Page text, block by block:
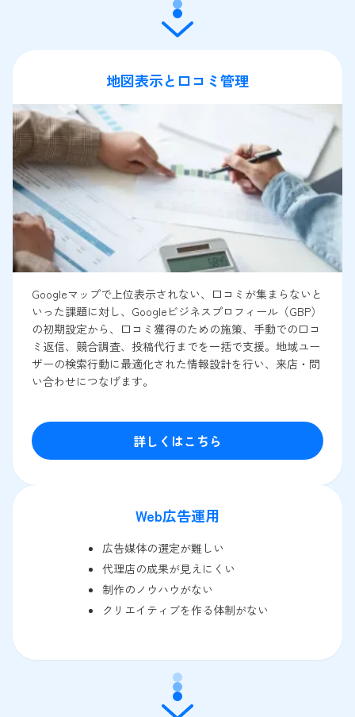
地図表示と口コミ管理
Googleマップで上位表示されない、口コミが集まらないと
いった課題に対し、Googleビジネスプロフィール（GBP）
の初期設定から、口コミ獲得のための施策、手動での口コ
ミ返信、競合調査、投稿代行までを一括で支援。地域ユー
ザーの検索行動に最適化された情報設計を行い、来店・問
い合わせにつなげます。
詳しくはこちら
Web広告運用
広告媒体の選定が難しい
代理店の成果が見えにくい
制作のノウハウがない
クリエイティブを作る体制がない